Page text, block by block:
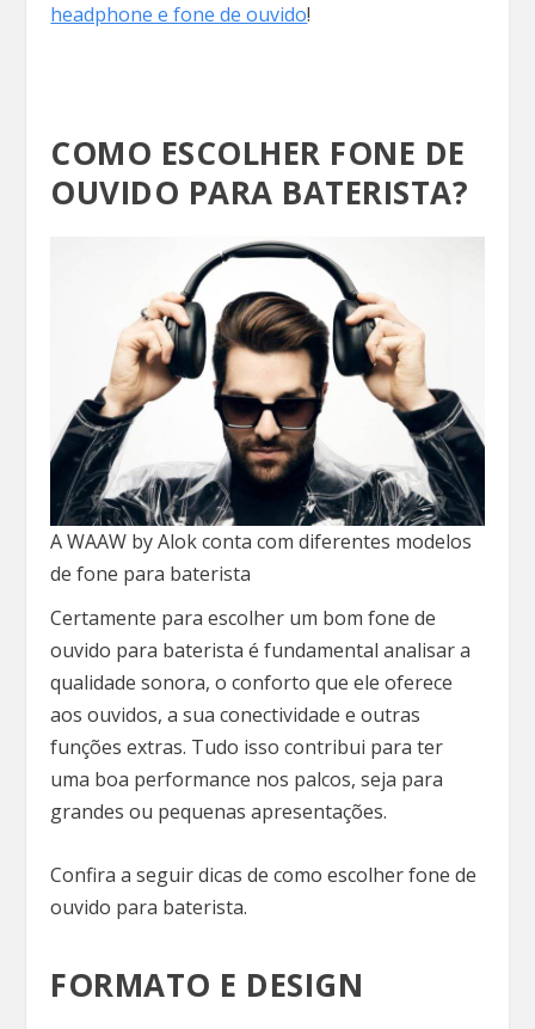
headphone e fone de ouvido!
COMO ESCOLHER FONE DE
OUVIDO PARA BATERISTA?
A WAAW by Alok conta com diferentes modelos
de fone para baterista
Certamente para escolher um bom fone de
ouvido para baterista é fundamental analisar a
qualidade sonora, o conforto que ele oferece
aos ouvidos, a sua conectividade e outras
funções extras. Tudo isso contribui para ter
uma boa performance nos palcos, seja para
grandes ou pequenas apresentações.
Confira a seguir dicas de como escolher fone de
ouvido para baterista.
FORMATO E DESIGN